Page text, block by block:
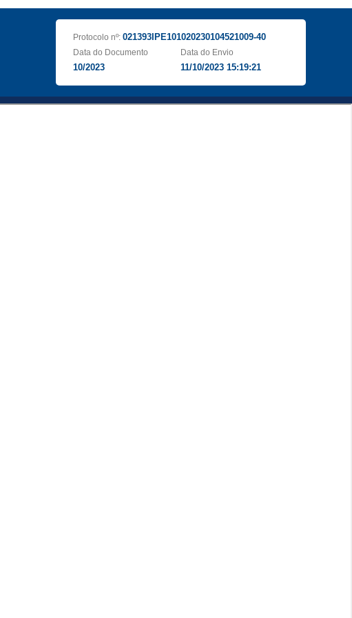
Protocolo nº: 021393IPE101020230104521009-40
Data do Documento
10/2023
Data do Envio
11/10/2023 15:19:21